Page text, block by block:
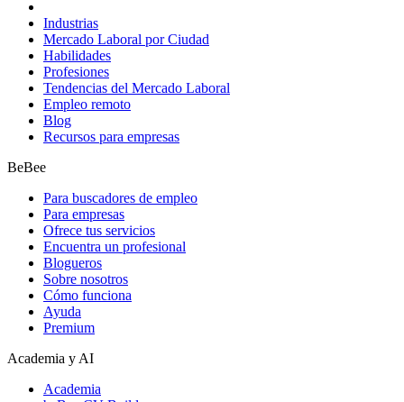
Industrias
Mercado Laboral por Ciudad
Habilidades
Profesiones
Tendencias del Mercado Laboral
Empleo remoto
Blog
Recursos para empresas
BeBee
Para buscadores de empleo
Para empresas
Ofrece tus servicios
Encuentra un profesional
Blogueros
Sobre nosotros
Cómo funciona
Ayuda
Premium
Academia y AI
Academia